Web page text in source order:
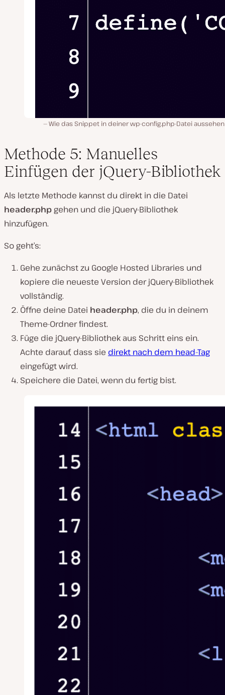
Wie das Snippet in deiner wp-config.php-Datei
Methode 5: Manuelles
Einfügen der jQuery-Bibliothek
Als letzte Methode kannst du direkt in die Datei
header.php gehen und die jQuery-Bibliothek
hinzufügen.
So geht’s:
Gehe zunächst zu Google Hosted Libraries und
kopiere die neueste Version der jQuery-Bibliothek
vollständig.
Öffne deine Datei header.php, die du in deinem
Theme-Ordner findest.
Füge die jQuery-Bibliothek aus Schritt eins ein.
Achte darauf, dass sie direkt nach dem head-Tag
eingefügt wird.
Speichere die Datei, wenn du fertig bist.